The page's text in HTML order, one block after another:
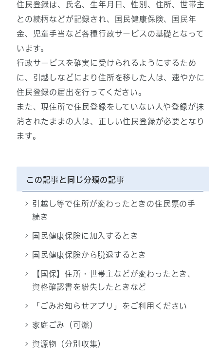
住民登録は、氏名、生年月日、性別、住所、世帯主
との続柄などが記録され、国民健康保険、国民年
金、児童手当など各種行政サービスの基礎となって
います。
行政サービスを確実に受けられるようにするため
に、引越しなどにより住所を移した人は、速やかに
住民登録の届出を行ってください。
また、現住所で住民登録をしていない人や登録が抹
消されたままの人は、正しい住民登録が必要となり
ます。
この記事と同じ分類の記事
引越し等で住所が変わったときの住民票の手
続き
国民健康保険に加入するとき
国民健康保険から脱退するとき
【国保】住所・世帯主などが変わったとき、
資格確認書を紛失したときなど
「ごみお知らせアプリ」をご利用ください
家庭ごみ（可燃）
資源物（分別収集）